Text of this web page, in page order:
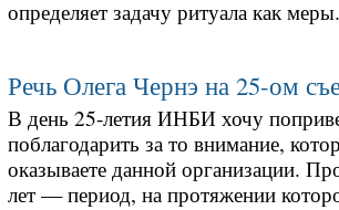
определяет задачу ритуала как меры.
Речь Олега Чернэ на 25-ом
В день 25-летия ИНБИ хочу
поблагодарить за то внимание,
оказываете данной организации.
лет — период, на протяжении